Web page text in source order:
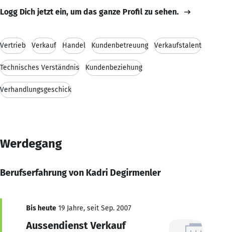
Logg Dich jetzt ein, um das ganze Profil zu sehen.
Vertrieb Verkauf Handel Kundenbetreuung Verkaufstalent
Technisches Verständnis Kundenbeziehung
Verhandlungsgeschick
Werdegang
Berufserfahrung von Kadri Degirmenler
Bis heute 19 Jahre, seit Sep. 2007
Aussendienst Verkauf